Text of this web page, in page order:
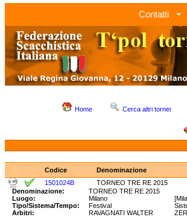
Contatti
Home Cerca altri tornei
Codice Denominazione
1501024B
TORNEO TRE RE 2015
Denominazione:
TORNEO TRE RE 2015
Luogo:
Milano
Tipo/Sistema/Tempo:
Festival
Arbitri:
RAVAGNATI WALTER